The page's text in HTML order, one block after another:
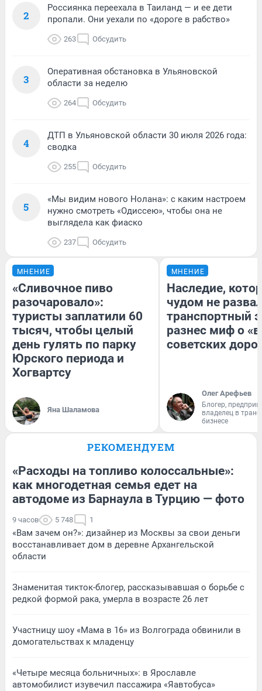
2
Россиянка переехала в Таиланд — и ее дети
пропали. Они уехали по «дороге в рабство»
263 Обсудить
3
Оперативная обстановка в Ульяновской
области за неделю
264 Обсудить
4
ДТП в Ульяновской области 30 июля 2026 года:
сводка
255 Обсудить
5
«Мы видим нового Нолана»: с каким настроем
нужно смотреть «Одиссею», чтобы она не
выглядела как фиаско
237 Обсудить
МНЕНИЕ
«Сливочное пиво
разочаровало»:
туристы заплатили 60
тысяч, чтобы целый
день гулять по парку
Юрского периода и
Хогвартсу
Яна Шаламова
МНЕНИЕ
Наследие,
чудом не
транспортный
разнес миф о
советских
Олег Арефьев
Блогер,
владелец в
бизнесе
РЕКОМЕНДУЕМ
«Расходы на топливо колоссальные»:
как многодетная семья едет на
автодоме из Барнаула в Турцию — фото
9 часов 5 748 1
«Вам зачем он?»: дизайнер из Москвы за свои деньги
восстанавливает дом в деревне Архангельской
области
Знаменитая тикток-блогер, рассказывавшая о борьбе с
редкой формой рака, умерла в возрасте 26 лет
Участницу шоу «Мама в 16» из Волгограда обвинили в
домогательствах к младенцу
«Четыре месяца больничных»: в Ярославле
автомобилист изувечил пассажира «Яавтобуса»